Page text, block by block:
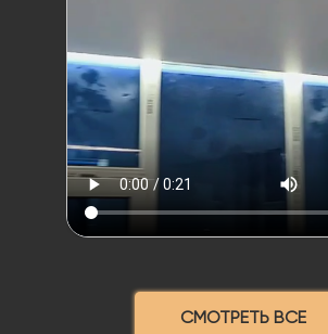
СМОТРЕТЬ ВСЕ